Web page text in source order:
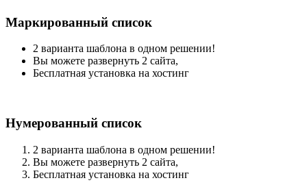
Маркированный список
2 варианта шаблона в одном решении!
Вы можете развернуть 2 сайта,
Бесплатная установка на хостинг
Нумерованный список
2 варианта шаблона в одном решении!
Вы можете развернуть 2 сайта,
Бесплатная установка на хостинг